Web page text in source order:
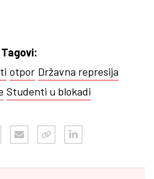
Tagovi:
otpor Državna represija
Studenti u blokadi